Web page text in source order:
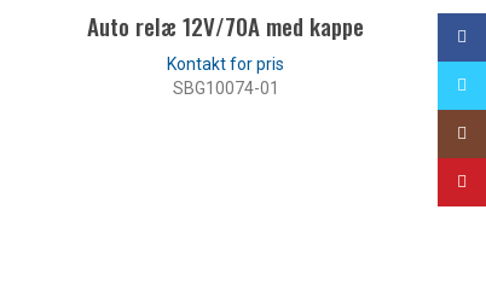
Auto relæ 12V/70A med kappe
SBG10074-01